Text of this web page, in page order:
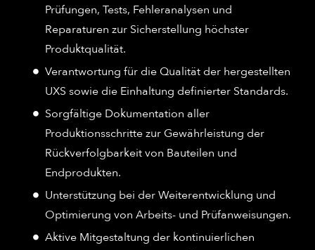
Prüfungen, Tests, Fehleranalysen und
Reparaturen zur Sicherstellung höchster
Produktqualität.
Verantwortung für die Qualität der hergestellten
UXS sowie die Einhaltung definierter Standards.
Sorgfältige Dokumentation aller
Produktionsschritte zur Gewährleistung der
Rückverfolgbarkeit von Bauteilen und
Endprodukten.
Unterstützung bei der Weiterentwicklung und
Optimierung von Arbeits- und Prüfanweisungen.
Aktive Mitgestaltung der kontinuierlichen